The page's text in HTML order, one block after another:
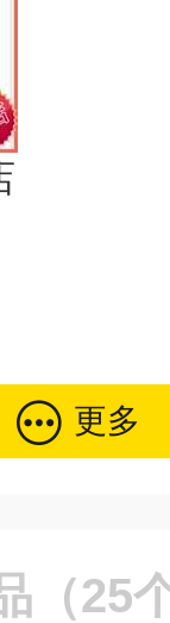
更多
（25